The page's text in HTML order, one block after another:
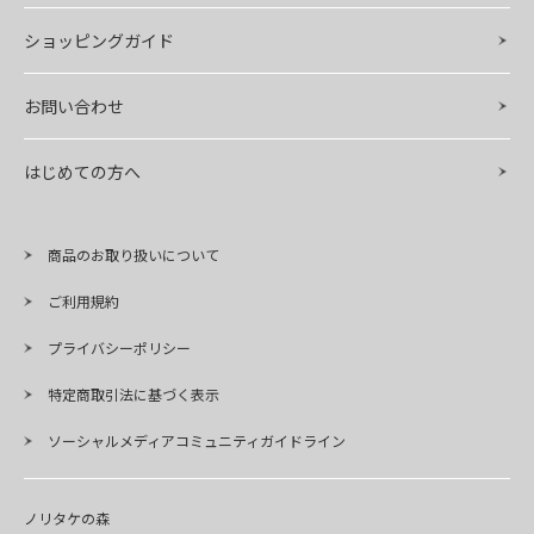
ショッピングガイド
お問い合わせ
はじめての方へ
商品のお取り扱いについて
ご利用規約
プライバシーポリシー
特定商取引法に基づく表示
ソーシャルメディアコミュニティガイドライン
ノリタケの森